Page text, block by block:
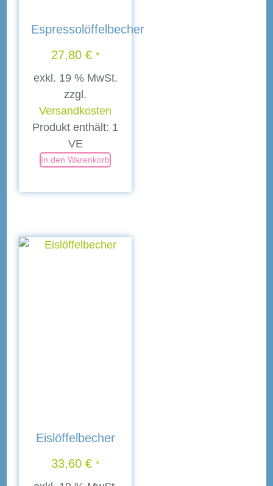
Espressolöffelbecher
27,80€ *
exkl. 19 % MwSt.
zzgl.
Versandkosten
Produkt enthält: 1
VE
In den Warenkorb
Eislöffelbecher
33,60€ *